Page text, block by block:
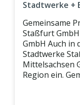
Stadtwerke +
Gemeinsame
Staßfurt
GmbH Auch in
Stadtwerke
Mittelsachsen
Region ein.